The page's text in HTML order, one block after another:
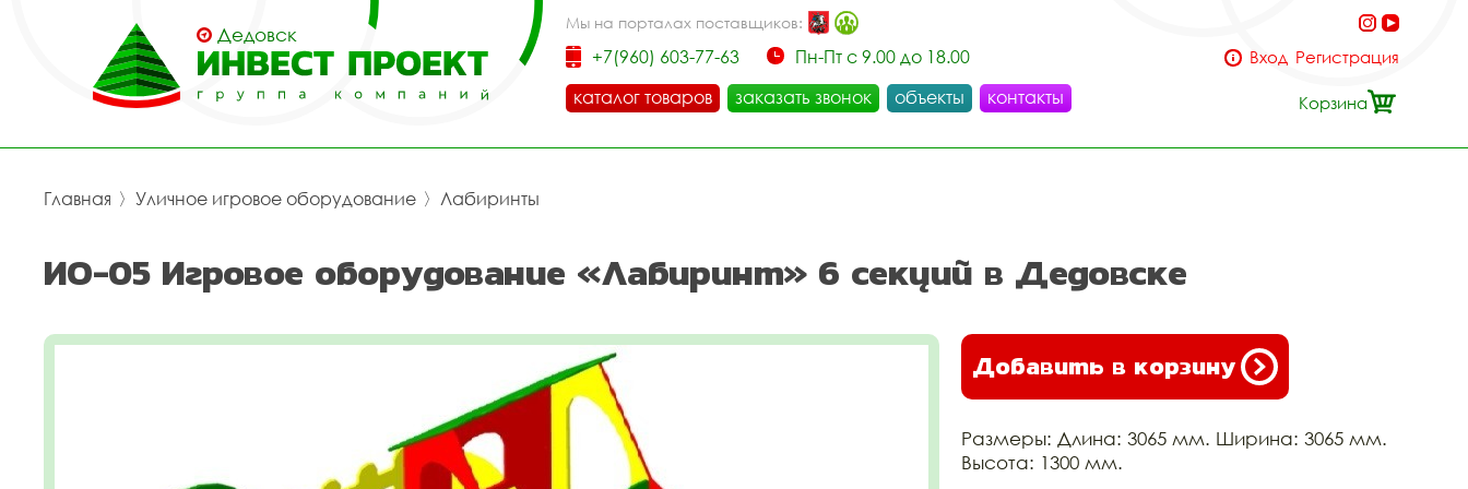
Дедовск
Мы на порталах поставщиков:
+7(960) 603-77-63
Пн-Пт с 9.00 до 18.00
каталог товаров
заказать звонок объекты контакты
Вход Регистрация
Корзина
Главная 〉 Уличное игровое оборудование 〉 Лабиринты
ИО-05 Игровое оборудование «Лабиринт» 6 секций в Дедовске
Добавить в корзину
Размеры: Длина: 3065 мм. Ширина: 3065 мм.
Высота: 1300 мм.